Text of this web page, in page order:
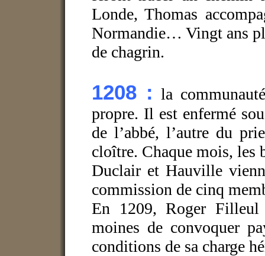
Londe, Thomas
Normandie… Vingt ans
de chagrin.
1208 : la
propre. Il est enfermé
de l’abbé, l’autre du
cloître. Chaque mois, les
Duclair et Hauville
commission de cinq
En 1209, Roger
moines de convoquer
conditions de sa charge